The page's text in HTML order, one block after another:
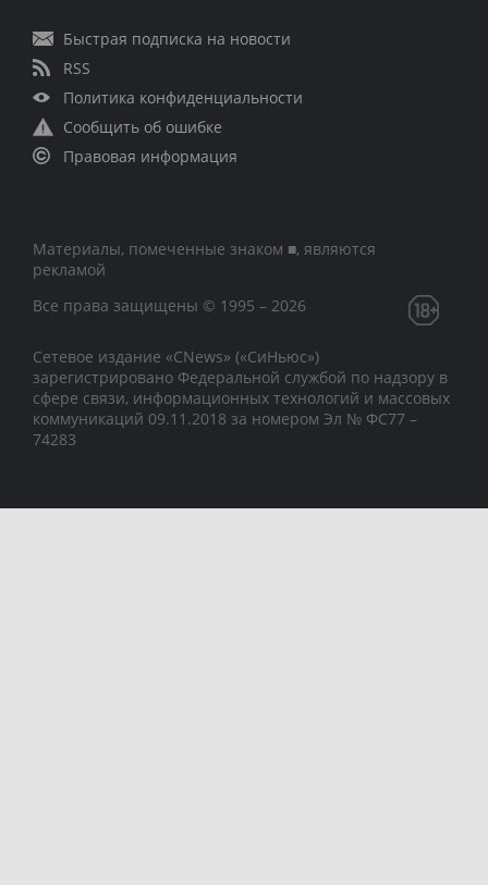
Быстрая подписка на новости
RSS
Политика конфиденциальности
Сообщить об ошибке
Правовая информация
Материалы, помеченные знаком ■, являются
рекламой
Все права защищены © 1995 – 2026
Сетевое издание «CNews» («СиНьюс»)
зарегистрировано Федеральной службой по надзору в
сфере связи, информационных технологий и массовых
коммуникаций 09.11.2018 за номером Эл № ФС77 –
74283